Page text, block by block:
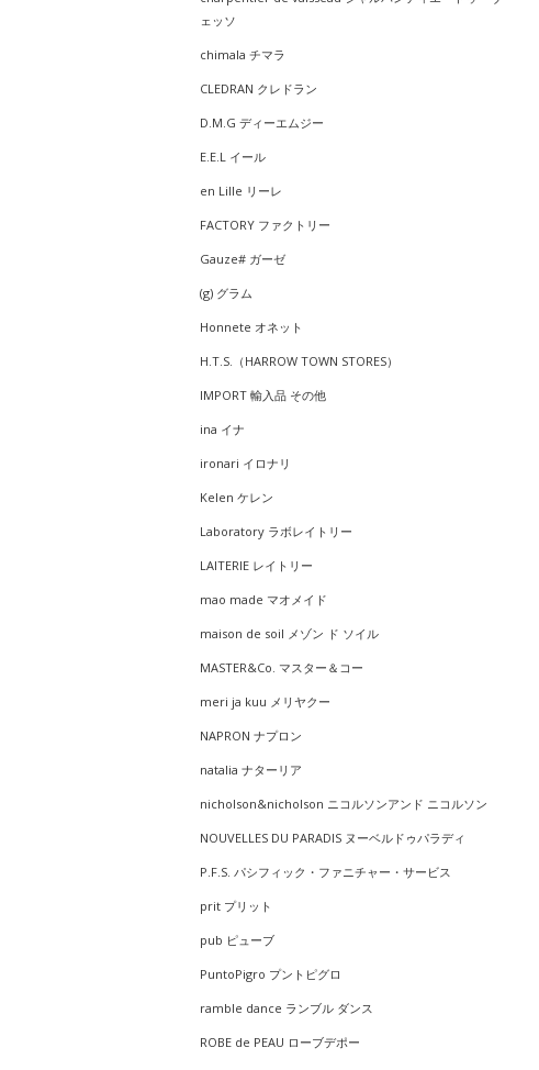
ェッソ
chimala チマラ
CLEDRAN クレドラン
D.M.G ディーエムジー
E.E.L イール
en Lille リーレ
FACTORY ファクトリー
Gauze# ガーゼ
(g) グラム
Honnete オネット
H.T.S.（HARROW TOWN STORES）
IMPORT 輸入品 その他
ina イナ
ironari イロナリ
Kelen ケレン
Laboratory ラボレイトリー
LAITERIE レイトリー
mao made マオメイド
maison de soil メゾン ド ソイル
MASTER&Co. マスター＆コー
meri ja kuu メリヤクー
NAPRON ナプロン
natalia ナターリア
nicholson&nicholson ニコルソンアンド ニコルソン
NOUVELLES DU PARADIS ヌーベルドゥパラディ
P.F.S. パシフィック・ファニチャー・サービス
prit プリット
pub ピューブ
PuntoPigro プントピグロ
ramble dance ランブル ダンス
ROBE de PEAU ローブデポー